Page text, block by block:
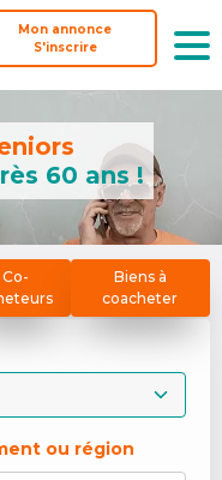
Mon annonce
S'inscrire
Mon annonce
S'inscrire
60 ans !
Co-
Biens à
coacheter
ou région